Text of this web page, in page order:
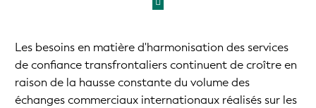
Les besoins en matière d'harmonisation des services
de confiance transfrontaliers continuent de croître en
raison de la hausse constante du volume des
échanges commerciaux internationaux réalisés sur les